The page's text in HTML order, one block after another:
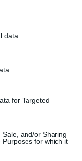
data.
for Targeted
Sale, and/or Sharing
Purposes for which it